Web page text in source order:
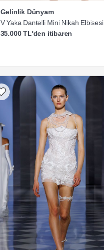
Gelinlik Dünyam
V Yaka Dantelli Mini Nikah Elbisesi
35.000 TL'den itibaren